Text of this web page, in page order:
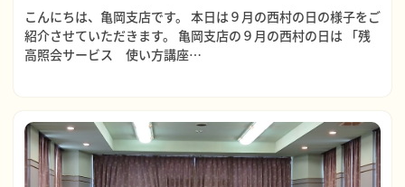
こんにちは、亀岡支店です。 本日は９月の西村の日の様子をご
紹介させていただきます。 亀岡支店の９月の西村の日は 「残
高照会サービス 使い方講座…